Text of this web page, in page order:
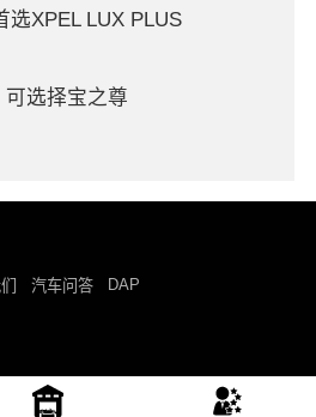
选XPEL LUX PLUS
可选择宝之尊
汽车问答 DAP